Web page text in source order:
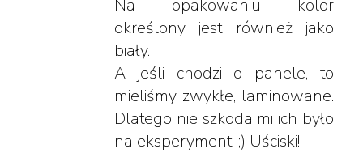
Na opakowaniu kolor
określony jest również jako
biały.
A jeśli chodzi o panele, to
mieliśmy zwykłe, laminowane.
Dlatego nie szkoda mi ich było
na eksperyment. ;) Uściski!